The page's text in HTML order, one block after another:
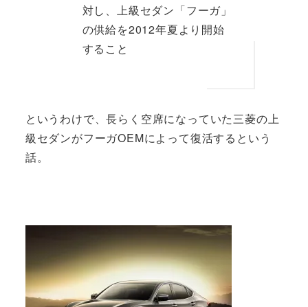
対し、上級セダン「フーガ」
の供給を2012年夏より開始
すること
というわけで、長らく空席になっていた三菱の上
級セダンがフーガOEMによって復活するという
話。